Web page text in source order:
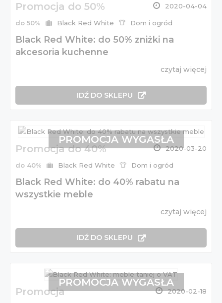
Promocja do 50% 2020-04-04
do 50% Black Red White Dom i ogród
Black Red White: do 50% zniżki na
akcesoria kuchenne
czytaj więcej
IDŹ DO SKLEPU
Promocja do 40% 2020-03-20
do 40% Black Red White Dom i ogród
Black Red White: do 40% rabatu na
wszystkie meble
czytaj więcej
IDŹ DO SKLEPU
PROMOCJA WYGASŁA
Promocja 2020-02-18
PROMOCJA WYGASŁA